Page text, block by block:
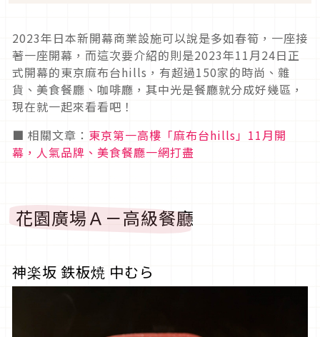
2023年日本新開幕商業設施可以說是多如春筍，一座接
著一座開幕，而這次要介紹的則是2023年11月24日正
式開幕的東京麻布台hills，有超過150家的時尚、雜
貨、美食餐廳、咖啡廳，其中光是餐廳就分成好幾區，
現在就一起來看看吧！
■ 相關文章： 東京第一高樓「麻布台hills」11月開
幕，人氣品牌、美食餐廳一網打盡
花園廣場Ａ－高級餐廳
神楽坂 鉄板焼 中むら